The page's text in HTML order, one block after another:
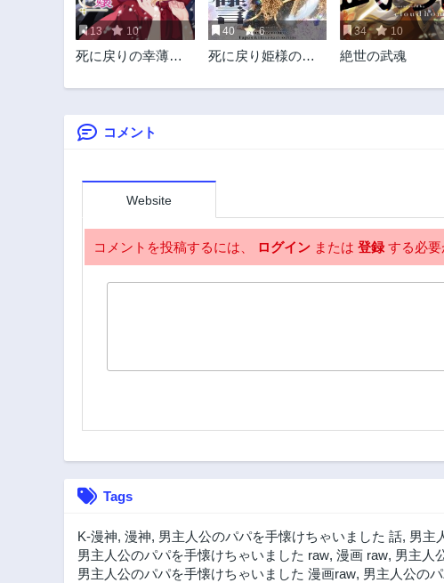
13 10
死に戻りの幸薄令
ラスボスお義兄様
40 6
死に戻り姫様の復
34 10
絶世の武魂
コメント
Website
コメントを投稿するには、 ログイン または 登録する必要
Tags
K-漫神, 漫神, 男主人公のパパを手懐けちゃいました 話, 男主
男主人公のパパを手懐けちゃいました raw, 漫画 raw, 男主人
男主人公のパパを手懐けちゃいました 漫画raw, 男主人公の